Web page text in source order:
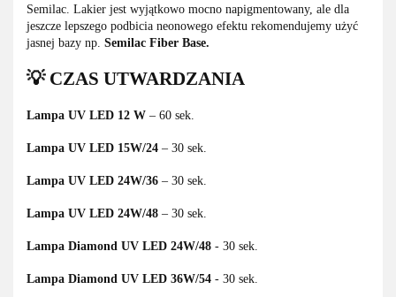
Semilac. Lakier jest wyjątkowo mocno napigmentowany, ale dla
jeszcze lepszego podbicia neonowego efektu rekomendujemy użyć
jasnej bazy np. Semilac Fiber Base.
💡 CZAS UTWARDZANIA
Lampa UV LED 12 W – 60 sek.
Lampa UV LED 15W/24 – 30 sek.
Lampa UV LED 24W/36 – 30 sek.
Lampa UV LED 24W/48 – 30 sek.
Lampa Diamond UV LED 24W/48 - 30 sek.
Lampa Diamond UV LED 36W/54 - 30 sek.